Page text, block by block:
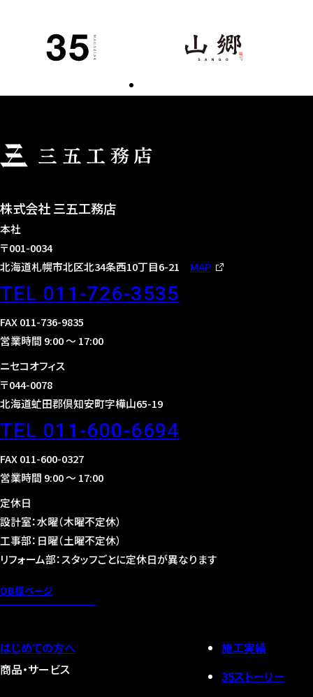
株式会社 三五工務店
本社
〒001-0034
北海道札幌市北区北34条西10丁目6-21
MAP
TEL 011-726-3535
FAX 011-736-9835
営業時間 9:00 〜 17:00
ニセコオフィス
〒044-0078
北海道虻田郡倶知安町字樺山65-19
TEL 011-600-6694
FAX 011-600-0327
営業時間 9:00 〜 17:00
定休日
設計室：水曜（木曜不定休）
工事部：日曜（土曜不定休）
リフォーム部：スタッフごとに定休日が異なります
OB様ページ
はじめての方へ
商品・サービス
施工実績
35ストーリー